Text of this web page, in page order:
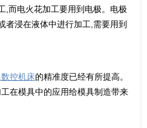
,而电火花加工要用到电极。电极
者浸在液体中进行加工,需要用到
数控机床的精准度已经有所提高。
在模具中的应用给模具制造带来